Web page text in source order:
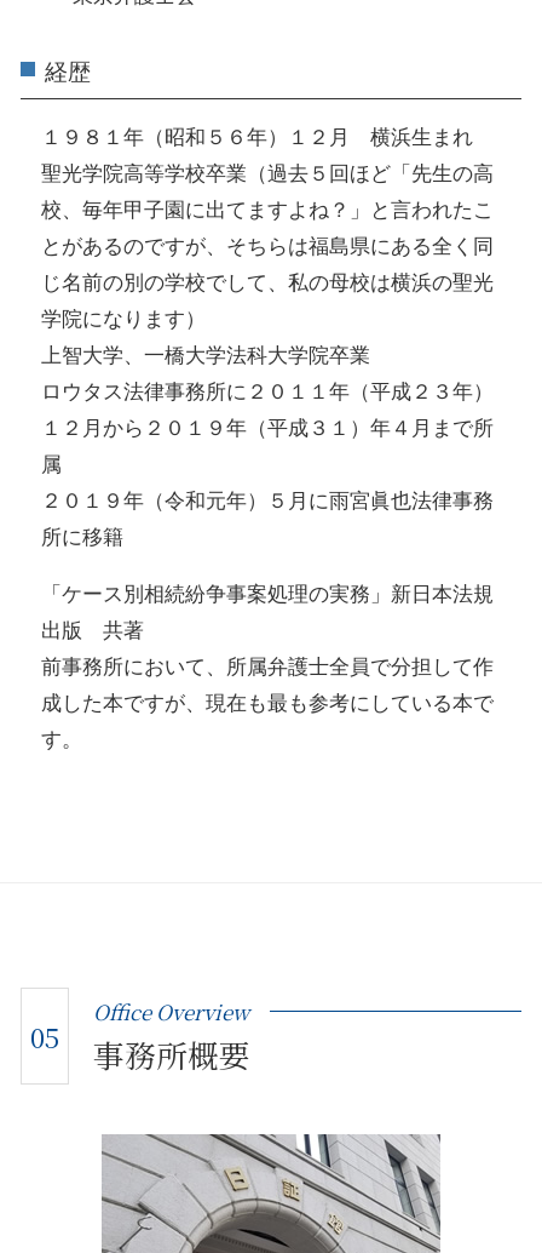
経歴
１９８１年（昭和５６年）１２月 横浜生まれ
聖光学院高等学校卒業（過去５回ほど「先生の高
校、毎年甲子園に出てますよね？」と言われたこ
とがあるのですが、そちらは福島県にある全く同
じ名前の別の学校でして、私の母校は横浜の聖光
学院になります）
上智大学、一橋大学法科大学院卒業
ロウタス法律事務所に２０１１年（平成２３年）
１２月から２０１９年（平成３１）年４月まで所
属
２０１９年（令和元年）５月に雨宮眞也法律事務
所に移籍
「ケース別相続紛争事案処理の実務」新日本法規
出版 共著
前事務所において、所属弁護士全員で分担して作
成した本ですが、現在も最も参考にしている本で
す。
05
Office Overview
事務所概要